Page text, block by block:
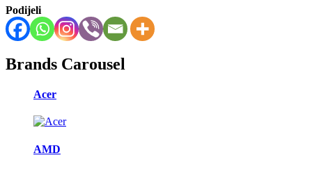
Podijeli
Brands Carousel
Acer
AMD